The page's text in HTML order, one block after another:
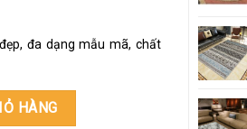
đa dạng mẫu mã, chất
số lượng
HÀNG